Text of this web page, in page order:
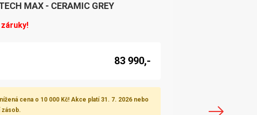
MAX - CERAMIC GREY
83 990,-
cena o 10 000 Kč! Akce platí 31. 7. 2026 nebo
zásob.